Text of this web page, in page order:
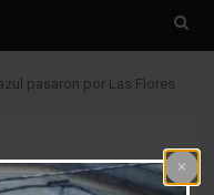
pasaron por Las Flores